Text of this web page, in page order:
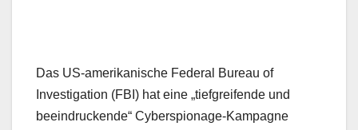
Das US-amerikanische Federal Bureau of
Investigation (FBI) hat eine „tiefgreifende und
beeindruckende“ Cyberspionage-Kampagne